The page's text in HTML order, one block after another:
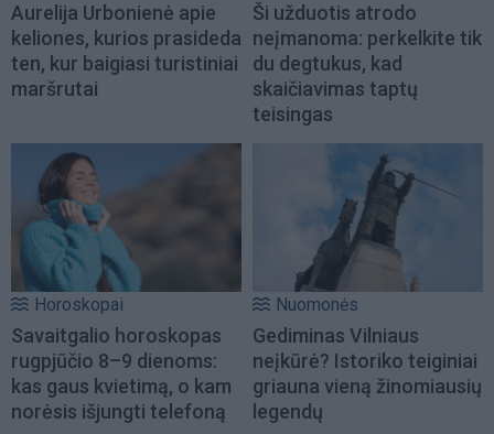
Aurelija Urbonienė apie
keliones, kurios prasideda
ten, kur baigiasi turistiniai
maršrutai
Ši užduotis atrodo
neįmanoma: perkelkite tik
du degtukus, kad
skaičiavimas taptų
teisingas
Horoskopai
Savaitgalio horoskopas
rugpjūčio 8–9 dienoms:
kas gaus kvietimą, o kam
norėsis išjungti telefoną
Nuomonės
Gediminas Vilniaus
neįkūrė? Istoriko teiginiai
griauna vieną žinomiausių
legendų